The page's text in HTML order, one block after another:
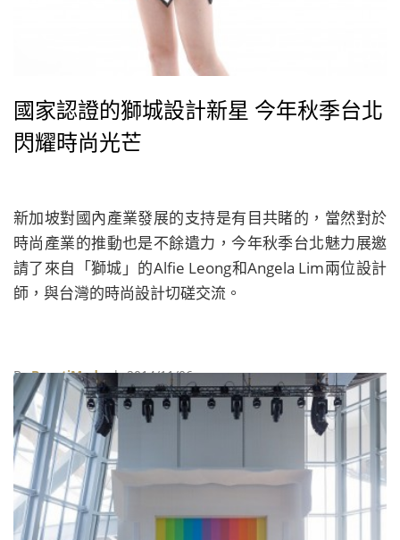
國家認證的獅城設計新星 今年秋季台北
閃耀時尚光芒
新加坡對國內產業發展的支持是有目共睹的，當然對於
時尚產業的推動也是不餘遺力，今年秋季台北魅力展邀
請了來自「獅城」的Alfie Leong和Angela Lim兩位設計
師，與台灣的時尚設計切磋交流。
ByBeautiMode| 2014/11/06